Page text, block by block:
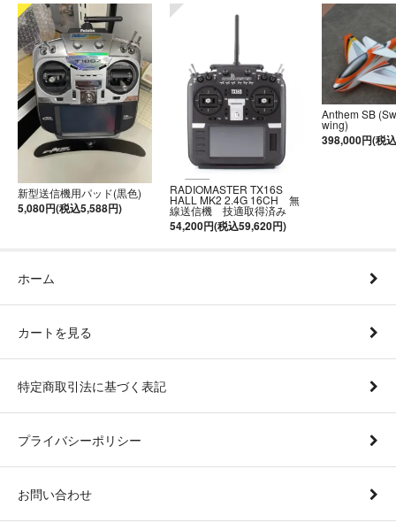
新型送信機用パッド(黒色)
5,080円(税込5,588円)
RADIOMASTER TX16S
HALL MK2 2.4G 16CH 無
線送信機 技適取得済み
54,200円(税込59,620円)
Anthem SB
wing)
398,000円(税
ホーム
カートを見る
特定商取引法に基づく表記
プライバシーポリシー
お問い合わせ